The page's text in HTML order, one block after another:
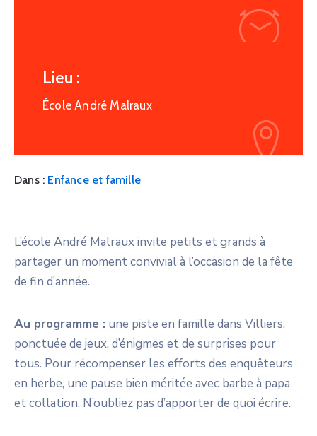
Lieu :
École André Malraux
Dans : Enfance et famille
L’école André Malraux invite petits et grands à
partager un moment convivial à l’occasion de la fête
de fin d’année.
Au programme : une piste en famille dans Villiers,
ponctuée de jeux, d’énigmes et de surprises pour
tous. Pour récompenser les efforts des enquêteurs
en herbe, une pause bien méritée avec barbe à papa
et collation. N’oubliez pas d’apporter de quoi écrire.